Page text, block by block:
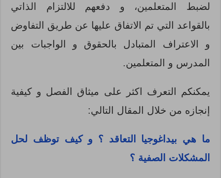
لضبط المتعلمين، و دفعهم للالتزام الذاتي
بالقواعد التي تم الاتفاق عليها عن طريق التفاوض
و الاعتراف المتبادل بالحقوق و الواجبات بين
المدرس و المتعلمين.
يمكنكم التعرف اكثر على ميثاق الفصل و كيفية
إنجازه من خلال المقال التالي:
ما هي بيداغوجيا التعاقد ؟ و كيف توظف لحل
المشكلات الصفية ؟